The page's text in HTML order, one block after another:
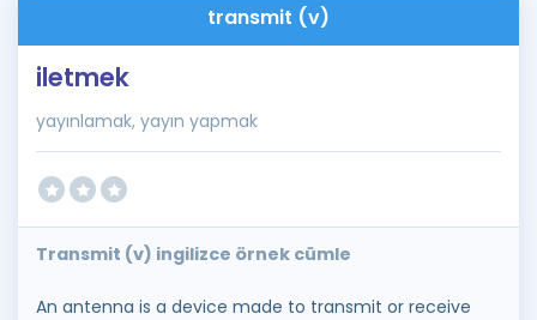
İngilizce Gramer
transmit (v)
iletmek
yayınlamak, yayın yapmak
Transmit (v) ingilizce örnek cümle
An antenna is a device made to transmit or receive